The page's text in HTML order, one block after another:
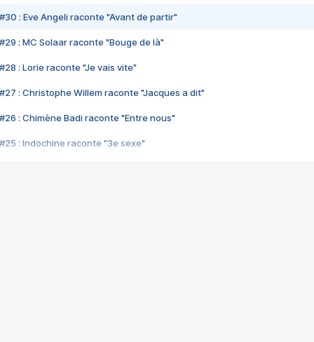
#30 : Eve Angeli raconte "Avant de partir"
#29 : MC Solaar raconte "Bouge de là"
#28 : Lorie raconte "Je vais vite"
#27 : Christophe Willem raconte "Jacques a dit"
#26 : Chimène Badi raconte "Entre nous"
#25 : Indochine raconte "3e sexe"